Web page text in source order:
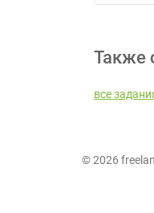
Также
все
© 2026